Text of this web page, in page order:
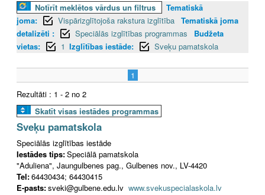
Notīrīt meklētos vārdus un filtrus
Tematiskā
joma:
Vispārizglītojoša rakstura izglītība Tematiskā joma
detalizēti :
Speciālās izglītības programmas
Budžeta
vietas:
1 Izglītības iestāde: Sveķu pamatskola
1
Rezultāti : 1 - 2 no 2
Skatīt visas iestādes programmas
Sveķu pamatskola
Speciālās izglītības iestāde
Iestādes tips:Speciālā pamatskola
"Aduliena", Jaungulbenes pag., Gulbenes nov., LV-4420
Tel:64430434; 64430415
E-pasts:sveki@gulbene.edu.lv www.svekuspecialaskola.lv